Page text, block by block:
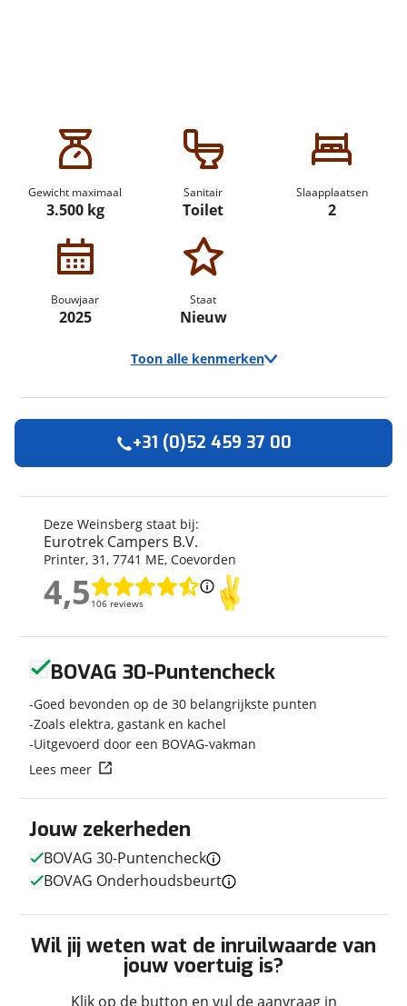
Gewicht maximaal
3.500 kg
Sanitair
Toilet
Slaapplaatsen
2
Bouwjaar
2025
Staat
Nieuw
Toon alle kenmerken
Merk
Weinsberg
Automerk camper
Model
Uitvoering
640 MEG
Bouwjaar
2025
2025
Carrosserievorm
Half-integraal
Soort voertuig
Camper
Techniek
Vermogen
Afmetingen en gewicht
Hoogte
2,86 m
2,30 m
6,92 m
Deze Weinsberg staat bij:
Eurotrek Campers B.V.
Printer, 31, 7741 ME, Coevorden
4,5 106 reviews
4,5
+31 (0)52 459 37 00
Jouw zekerheden
BOVAG 30-Puntencheck
BOVAG Onderhoudsbeurt
Wil jij weten wat de inruilwaarde van
jouw voertuig is?
Klik op de button en vul de aanvraag in
BOVAG 30-Puntencheck
Goed bevonden op de 30 belangrijkste punten
Zoals elektra, gastank en kachel
Uitgevoerd door een BOVAG-vakman
Lees meer